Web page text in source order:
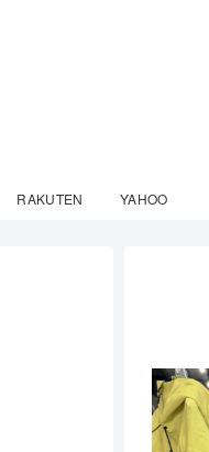
RAKUTEN YAHOO